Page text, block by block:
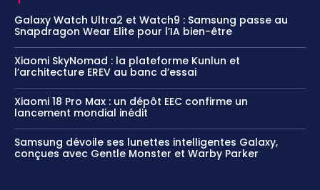
Galaxy Watch Ultra2 et Watch9 : Samsung passe au
Snapdragon Wear Elite pour l’IA bien-être
Xiaomi SkyNomad : la plateforme Kunlun et
l’architecture EREV au banc d’essai
Xiaomi 18 Pro Max : un dépôt EEC confirme un
lancement mondial inédit
Samsung dévoile ses lunettes intelligentes Galaxy,
conçues avec Gentle Monster et Warby Parker